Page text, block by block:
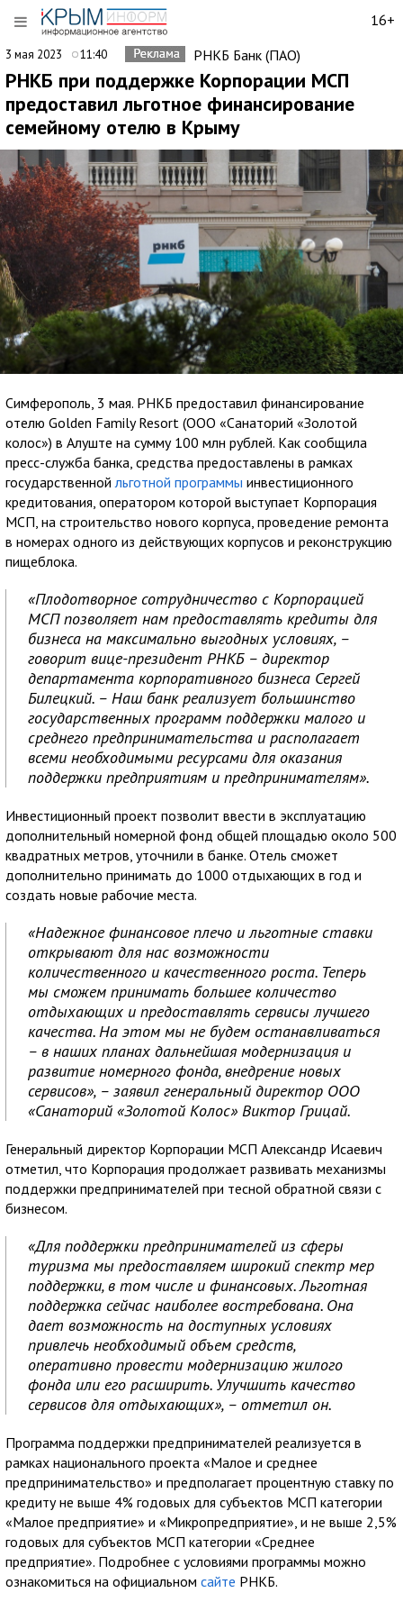
16+
3 мая 2023 11:40 РНКБ Банк (ПАО)
РНКБ при поддержке Корпорации МСП
предоставил льготное финансирование
семейному отелю в Крыму
Симферополь, 3 мая. РНКБ предоставил финансирование
отелю Golden Family Resort (ООО «Санаторий «Золотой
колос») в Алуште на сумму 100 млн рублей. Как сообщила
пресс-служба банка, средства предоставлены в рамках
государственной льготной программы инвестиционного
кредитования, оператором которой выступает Корпорация
МСП, на строительство нового корпуса, проведение ремонта
в номерах одного из действующих корпусов и реконструкцию
пищеблока.
«Плодотворное сотрудничество с Корпорацией
МСП позволяет нам предоставлять кредиты для
бизнеса на максимально выгодных условиях, –
говорит вице-президент РНКБ – директор
департамента корпоративного бизнеса Сергей
Билецкий. – Наш банк реализует большинство
государственных программ поддержки малого и
среднего предпринимательства и располагает
всеми необходимыми ресурсами для оказания
поддержки предприятиям и предпринимателям».
Инвестиционный проект позволит ввести в эксплуатацию
дополнительный номерной фонд общей площадью около 500
квадратных метров, уточнили в банке. Отель сможет
дополнительно принимать до 1000 отдыхающих в год и
создать новые рабочие места.
«Надежное финансовое плечо и льготные ставки
открывают для нас возможности
количественного и качественного роста. Теперь
мы сможем принимать большее количество
отдыхающих и предоставлять сервисы лучшего
качества. На этом мы не будем останавливаться
– в наших планах дальнейшая модернизация и
развитие номерного фонда, внедрение новых
сервисов», – заявил генеральный директор ООО
«Санаторий «Золотой Колос» Виктор Грицай.
Генеральный директор Корпорации МСП Александр Исаевич
отметил, что Корпорация продолжает развивать механизмы
поддержки предпринимателей при тесной обратной связи с
бизнесом.
«Для поддержки предпринимателей из сферы
туризма мы предоставляем широкий спектр мер
поддержки, в том числе и финансовых. Льготная
поддержка сейчас наиболее востребована. Она
дает возможность на доступных условиях
привлечь необходимый объем средств,
оперативно провести модернизацию жилого
фонда или его расширить. Улучшить качество
сервисов для отдыхающих», – отметил он.
Программа поддержки предпринимателей реализуется в
рамках национального проекта «Малое и среднее
предпринимательство» и предполагает процентную ставку по
кредиту не выше 4% годовых для субъектов МСП категории
«Малое предприятие» и «Микропредприятие», и не выше 2,5%
годовых для субъектов МСП категории «Среднее
предприятие». Подробнее с условиями программы можно
ознакомиться на официальном сайте РНКБ.